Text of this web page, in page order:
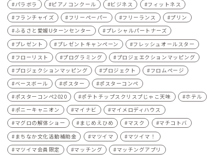
パラボラ
ピアノコンクール ビジネス
フィットネス
フランチャイズ
フリーペーパー フリーランス
プリン
ふるさと愛媛Uターンセンター
プレシャルパートナーズ
プレゼント
プレゼントキャンペーン
フレッシュオールスター
フローリスト
プログラミング
プロジェエクションマッピング
プロジェクションマッピング
プロジェクト
フロムページ
ベースボール
ポスター
ポスターコンペ
ポスターコンペ2020
ポテトチップスクリスプじゃこ天味
ホテル
ポニーキャニオン
マイナビ
マイメロディハウス
マグロの解体ショー
まじめえひめ マスク
マチコトバ
まちなか文化活動補助金
マツイマ
マツイマ！
マツイマ会員限定
マッチング
マッチングアプリ